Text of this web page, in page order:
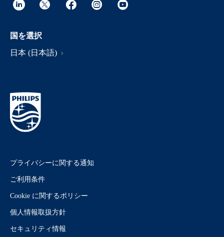
国を選択
日本 (日本語)
プライバシーに関する通知
ご利用条件
Cookie に関するポリシー
個人情報取扱方針
セキュリティ情報